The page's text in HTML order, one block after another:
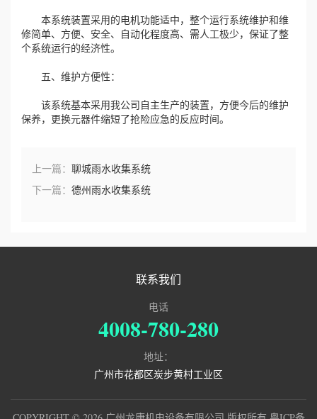
本系统装置采用的电机功能适中，整个运行系统维护和维
修简单、方便、安全、自动化程度高、需人工极少，保证了整
个系统运行的经济性。
五、维护方便性：
该系统基本采用我公司自主生产的装置，方便今后的维护
保养，更换元器件缩短了抢险应急的反应时间。
上一篇： 聊城雨水收集系统
下一篇： 德州雨水收集系统
联系我们
电话
4008-780-280
地址：
广州市花都区炭步黄村工业区